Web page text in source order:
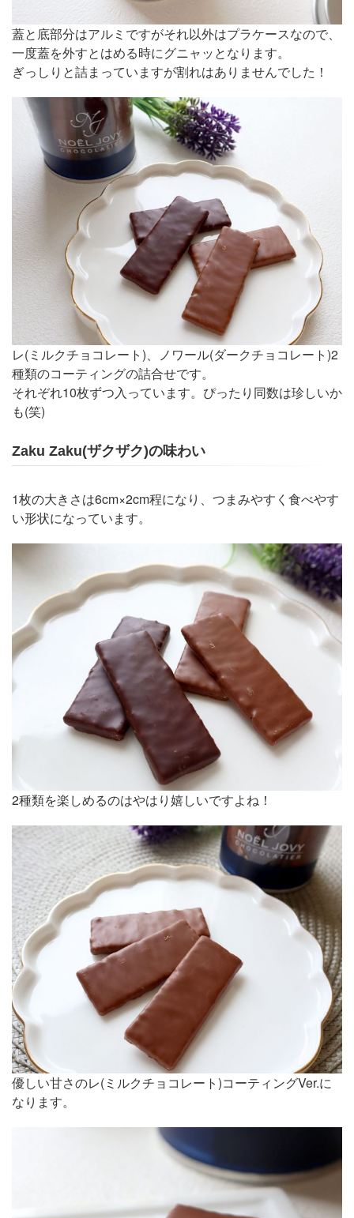
蓋と底部分はアルミですがそれ以外はプラケースなので、
一度蓋を外すとはめる時にグニャッとなります。
ぎっしりと詰まっていますが割れはありませんでした！
レ(ミルクチョコレート)、ノワール(ダークチョコレート)2
種類のコーティングの詰合せです。
それぞれ10枚ずつ入っています。ぴったり同数は珍しいか
も(笑)
Zaku Zaku(ザクザク)の味わい
1枚の大きさは6cm×2cm程になり、つまみやすく食べやす
い形状になっています。
2種類を楽しめるのはやはり嬉しいですよね！
優しい甘さのレ(ミルクチョコレート)コーティングVer.に
なります。